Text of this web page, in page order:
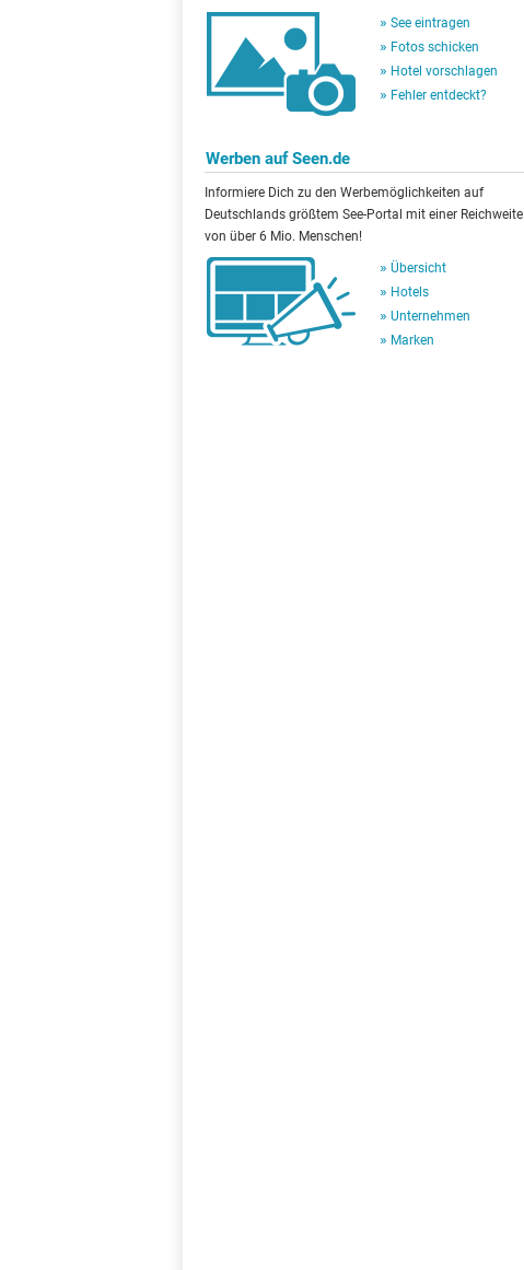
See eintragen
Fotos schicken
Hotel vorschlagen
Fehler entdeckt?
Werben auf Seen.de
Informiere Dich zu den Werbemöglichkeiten auf
Deutschlands größtem See-Portal mit einer Reichweite
von über 6 Mio. Menschen!
Übersicht
Hotels
Unternehmen
Marken